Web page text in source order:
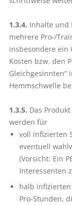
1.3.4. Inhalte und
mehrere Pro-/
insbesondere
Kosten bzw. den
Hemmschwelle
1.3.5. Das
werden für
voll infizierten
eventuell
(Vorsicht: Ein
Interessenten
halb
Pro-Stunden,